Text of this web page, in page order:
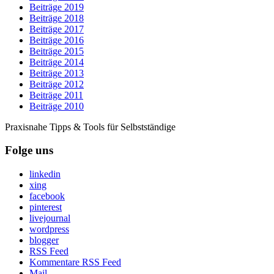
Beiträge 2019
Beiträge 2018
Beiträge 2017
Beiträge 2016
Beiträge 2015
Beiträge 2014
Beiträge 2013
Beiträge 2012
Beiträge 2011
Beiträge 2010
Praxisnahe Tipps & Tools für Selbstständige
Folge uns
linkedin
xing
facebook
pinterest
livejournal
wordpress
blogger
RSS Feed
Kommentare RSS Feed